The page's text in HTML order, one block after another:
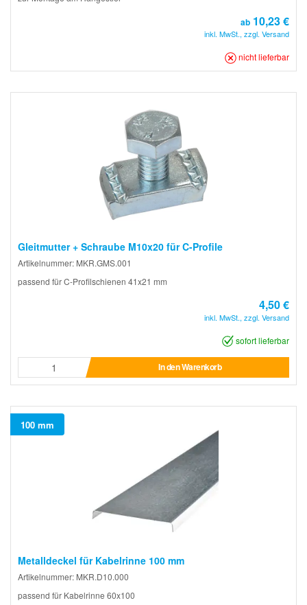
ab 10,23 €
inkl. MwSt., zzgl. Versand
nicht lieferbar
Gleitmutter + Schraube M10x20 für C-Profile
Artikelnummer: MKR.GMS.001
passend für C-Profilschienen 41x21 mm
4,50 €
inkl. MwSt., zzgl. Versand
sofort lieferbar
In den Warenkorb
100 mm
Metalldeckel für Kabelrinne 100 mm
Artikelnummer: MKR.D10.000
passend für Kabelrinne 60x100